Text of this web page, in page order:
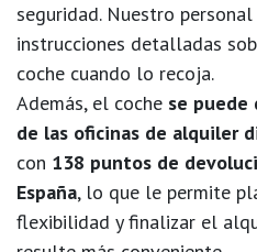
seguridad. Nuestro
instrucciones detalladas
coche cuando lo recoja.
Además, el coche se puede
de las oficinas de alquiler
con 138 puntos de
España, lo que le permite
flexibilidad y finalizar el